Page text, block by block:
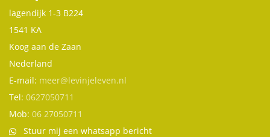
lagendijk 1-3 B224
1541 KA
Koog aan de Zaan
Nederland
E-mail: meer@levinjeleven.nl
Tel: 0627050711
Mob: 06 27050711
Stuur mij een whatsapp bericht